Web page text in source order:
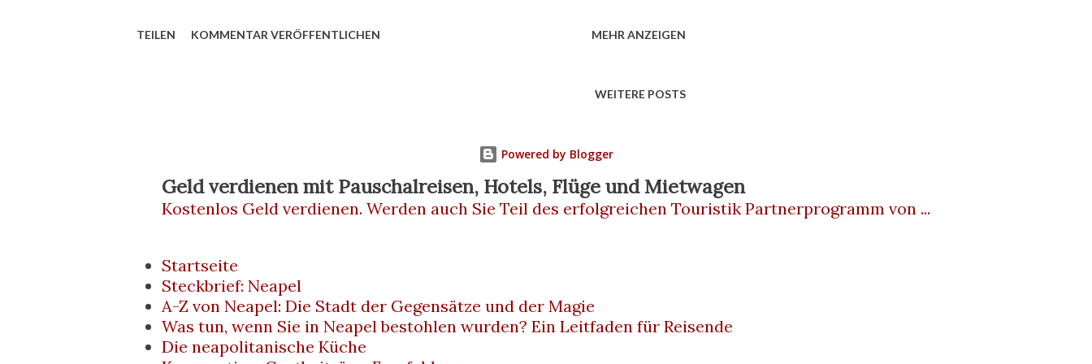
erkunden die Geschichte des Cuoppo, seine Bestandteile, seine Rolle im
Alltag der Neapolitaner – und warum du ihn auf keinen Fall verpassen
solltest, wenn du Süditalien besuchst. Was ist Cuoppo? Cuoppo (Plural:
spitzen Papiertüte besteht, gefüllt mit allerlei frittierten Leckereien.
Der Inhalt variiert – es kann Fisch, Meeresfrüchte, Gemüse oder auch
kleine frittierte ...
TEILEN KOMMENTAR VERÖFFENTLICHEN MEHR ANZEIGEN
WEITERE POSTS
Powered by Blogger
Geld verdienen mit Pauschalreisen, Hotels, Flüge und Mietwagen
Kostenlos Geld verdienen. Werden auch Sie Teil des erfolgreichen Touristik Partnerprogramm von ...
Startseite
Steckbrief: Neapel
A-Z von Neapel: Die Stadt der Gegensätze und der Magie
Was tun, wenn Sie in Neapel bestohlen wurden? Ein Leitfaden für Reisende
Die neapolitanische Küche